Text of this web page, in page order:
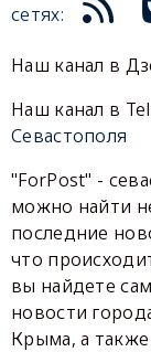
сетях:
Наш канал в
Наш канал в
Севастополя
"ForPost" -
можно найти
последние
что
вы найдете
новости
Крыма, а